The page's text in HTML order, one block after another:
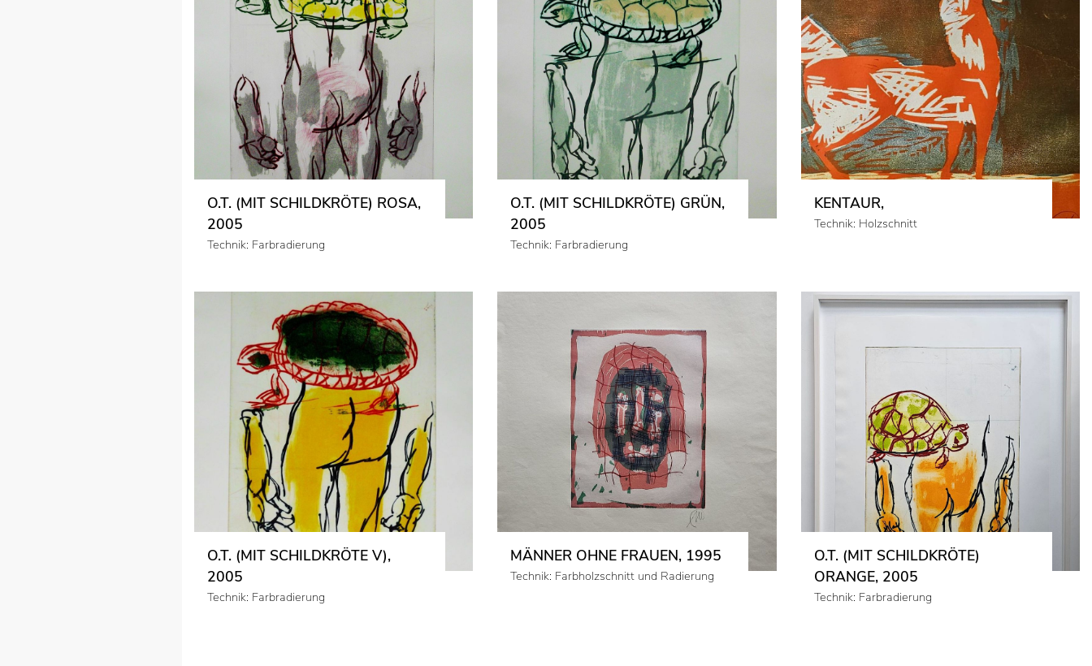
O.T. (MIT SCHILDKRÖTE) ROSA,
2005
Technik: Farbradierung
O.T. (MIT SCHILDKRÖTE) GRÜN,
2005
Technik: Farbradierung
KENTAUR,
Technik: Holzschnitt
O.T. (MIT SCHILDKRÖTE V),
2005
Technik: Farbradierung
MÄNNER OHNE FRAUEN, 1995
Technik: Farbholzschnitt und Radierung
O.T. (MIT SCHILDKRÖTE)
ORANGE, 2005
Technik: Farbradierung